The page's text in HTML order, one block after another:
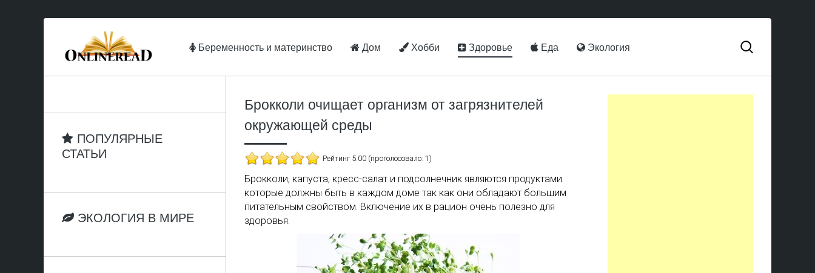
Беременность и материнство Дом Хобби Здоровье Еда Экология
Брокколи очищает организм от загрязнителей
окружающей среды
Рейтинг 5.00 (проголосовало: 1)
Брокколи, капуста, кресс-салат и подсолнечник являются продуктами
которые должны быть в каждом доме так как они обладают большим
питательным свойством. Включение их в рацион очень полезно для
здоровья.
ПОПУЛЯРНЫЕ
СТАТЬИ
ЭКОЛОГИЯ В МИРЕ